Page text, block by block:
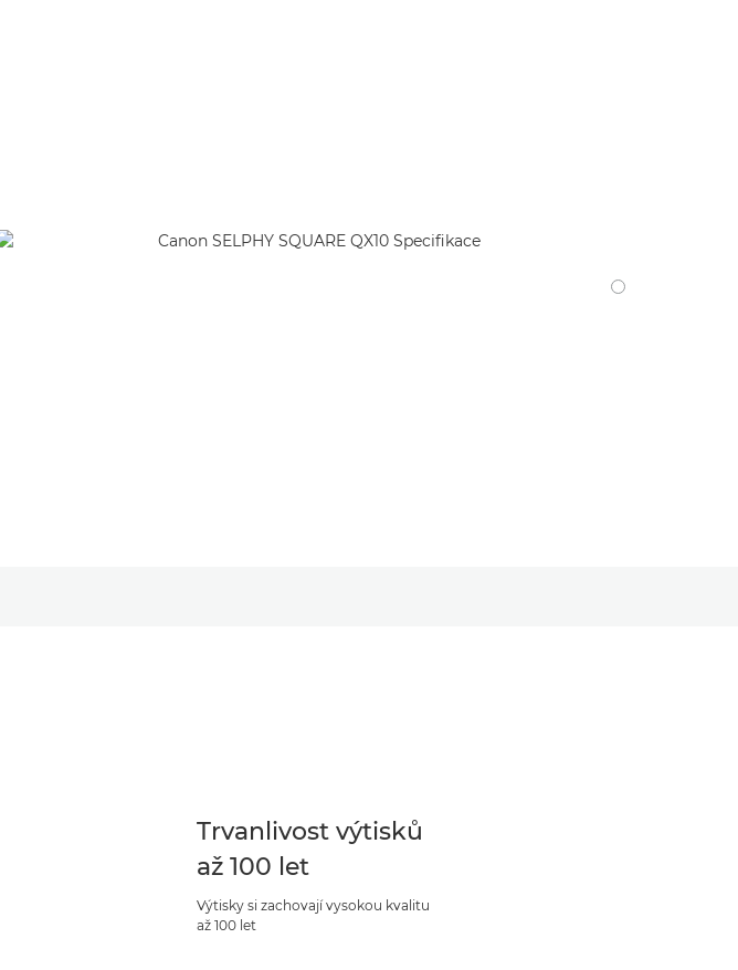
Trvanlivost výtisků
až 100 let
Výtisky si zachovají vysokou kvalitu
až 100 let